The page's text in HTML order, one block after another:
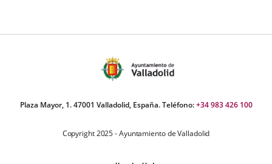
Plaza Mayor, 1. 47001 Valladolid, España. Teléfono:+34 983 426 100
Copyright 2025 - Ayuntamiento de Valladolid